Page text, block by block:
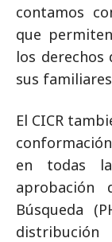
contamos
que
los derechos
sus
El CICR
en todas
aprobación
Búsqueda